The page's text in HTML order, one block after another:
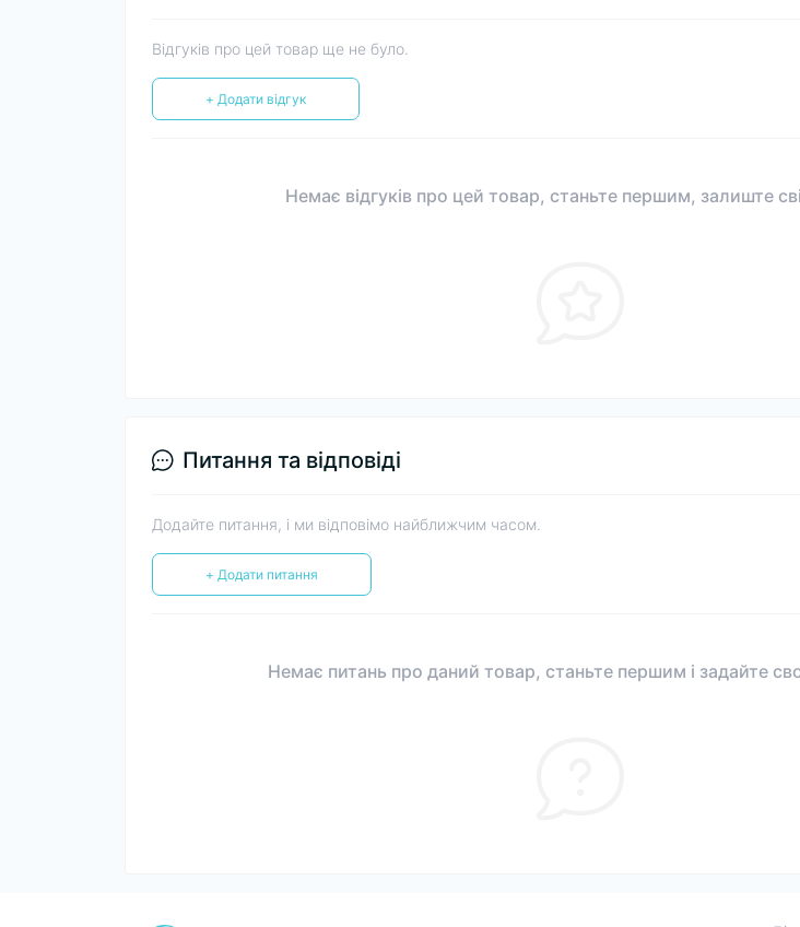
Відгуків про цей товар ще не було.
+ Додати відгук
Немає відгуків про цей товар, станьте першим, залиште
Питання та відповіді
Додайте питання, і ми відповімо найближчим часом.
+ Додати питання
Немає питань про даний товар, станьте першим і задайте